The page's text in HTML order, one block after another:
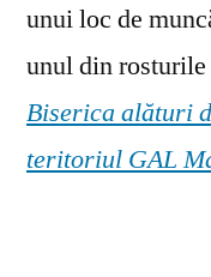
unui loc de
unul din
Biserica alături
teritoriul GAL